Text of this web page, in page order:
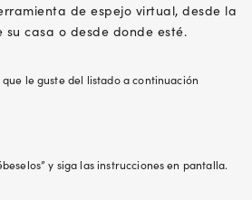
de espejo virtual, desde la
casa o desde donde esté.
le guste del listado a continuación
y siga las instrucciones en pantalla.